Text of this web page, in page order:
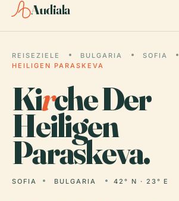
Audiala
REISEZIELE BULGARIA SOFIA
HEILIGEN PARASKEVA
Kirche Der
Heiligen
Paraskeva.
SOFIA BULGARIA 42° N · 23° E